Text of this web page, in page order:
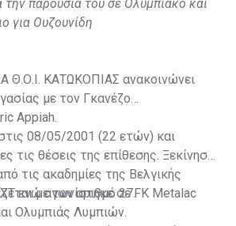
παρουσία του σε Ολυμπιακό και
για Ουζουνίδη
Θ.Ο.Ι. ΚΑΤΩΚΟΠΙΑΣ ανακοινώνει
με τον Γκανέζο
Appiah.
08/05/2001 (22 ετών) και
τις θέσεις της επίθεσης. Ξεκίνησε
τις ακαδημίες της Βελγικής
ενώ αγωνίστηκε σε FK Metalac
Ολυμπιάς Λυμπιών.
με τον αριθμό 27.